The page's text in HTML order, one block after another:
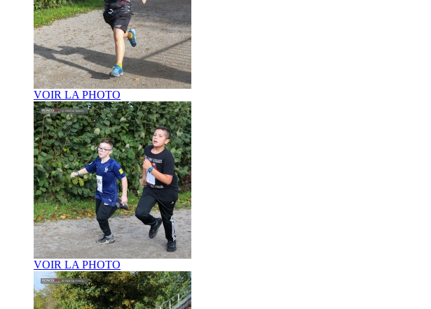
VOIR LA PHOTO
VOIR LA PHOTO